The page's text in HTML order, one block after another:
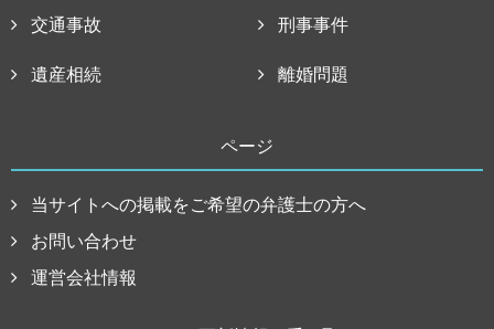
交通事故 刑事事件
遺産相続 離婚問題
ページ
当サイトへの掲載をご希望の弁護士の方へ
お問い合わせ
運営会社情報